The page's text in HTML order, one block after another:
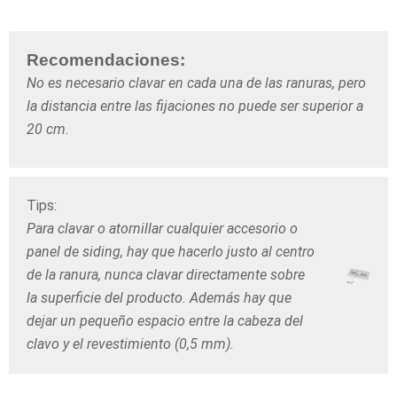
Recomendaciones:
No es necesario clavar en cada una de las ranuras, pero
la distancia entre las fijaciones no puede ser superior a
20 cm.
Tips:
Para clavar o atornillar cualquier accesorio o
panel de siding, hay que hacerlo justo al centro
de la ranura, nunca clavar directamente sobre
la superficie del producto. Además hay que
dejar un pequeño espacio entre la cabeza del
clavo y el revestimiento (0,5 mm).